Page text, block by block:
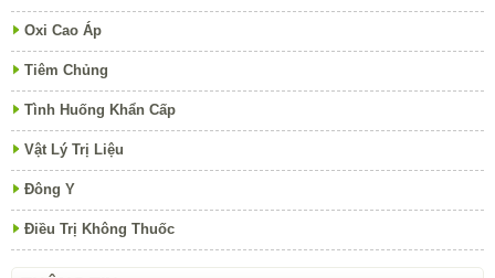
Oxi Cao Áp
Tiêm Chủng
Tình Huống Khẩn Cấp
Vật Lý Trị Liệu
Đông Y
Điều Trị Không Thuốc